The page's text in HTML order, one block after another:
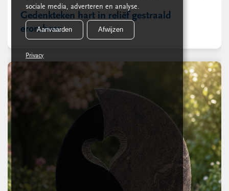
Gedenkteken hart in reliëf gestraald
eromheen
sociale media, adverteren en analyse.
Aanvaarden Afwijzen
Privacy